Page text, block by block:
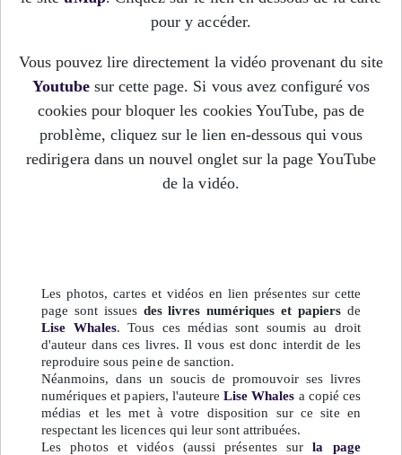
pour y accéder.
Vous pouvez lire directement la vidéo provenant du site
Youtube sur cette page. Si vous avez configuré vos
cookies pour bloquer les cookies YouTube, pas de
problème, cliquez sur le lien en-dessous qui vous
redirigera dans un nouvel onglet sur la page YouTube
de la vidéo.
Les photos, cartes et vidéos en lien présentes sur cette
page sont issues des livres numériques et papiers de
Lise Whales. Tous ces médias sont soumis au droit
d'auteur dans ces livres. Il vous est donc interdit de les
reproduire sous peine de sanction.
Néanmoins, dans un soucis de promouvoir ses livres
numériques et papiers, l'auteureLise Whales a copié ces
médias et les met à votre disposition sur ce site en
respectant les licences qui leur sont attribuées.
Les photos et vidéos (aussi présentes surla page